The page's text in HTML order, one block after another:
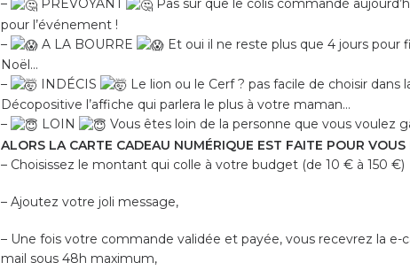
–
PRÉVOYANT
Pas sûr que le colis commandé
pour l’événement !
–
A LA BOURRE
Et oui il ne reste plus que 4 jours pour
Noël…
–
INDÉCIS
Le lion ou le Cerf ? pas facile de choisir dans
Décopositive l’affiche qui parlera le plus à votre maman…
–
LOIN
Vous êtes loin de la personne que vous voulez
ALORS LA CARTE CADEAU NUMÉRIQUE EST FAITE POUR VOUS
– Choisissez le montant qui colle à votre budget (de 10 € à 150 €)
– Ajoutez votre joli message,
– Une fois votre commande validée et payée, vous recevrez la e-
mail sous 48h maximum,